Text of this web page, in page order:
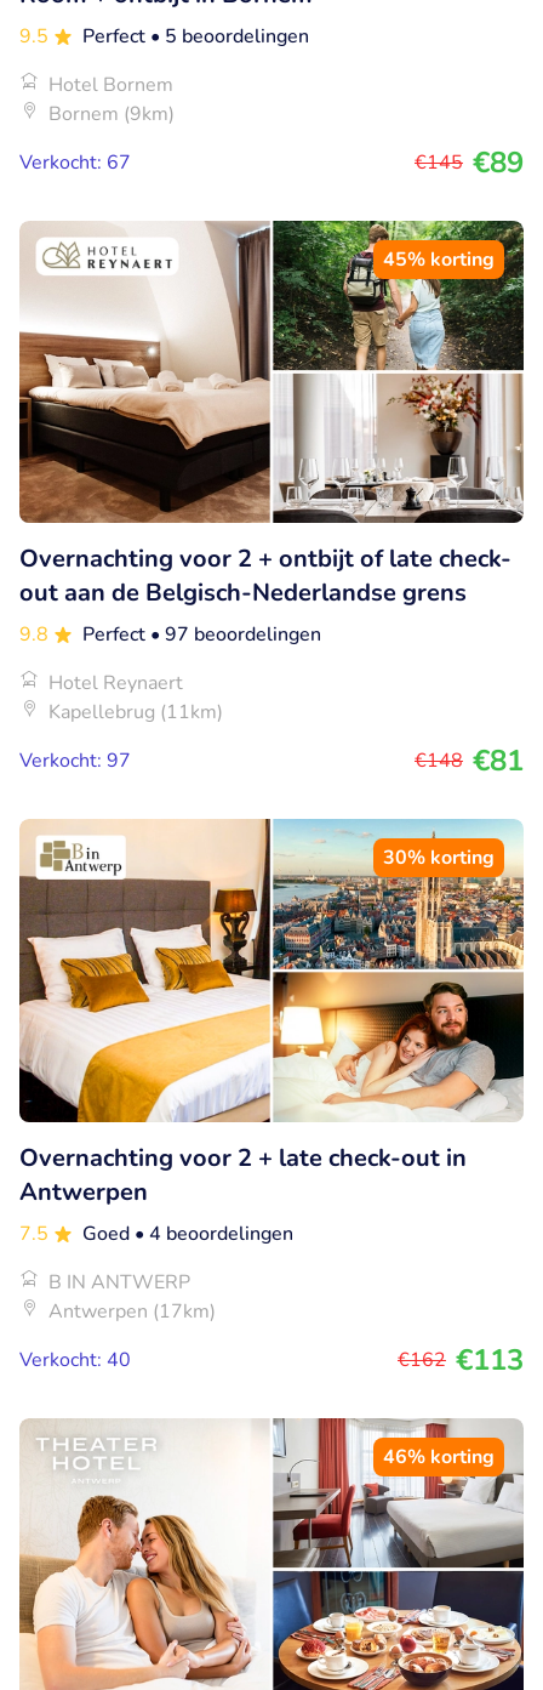
9.5 Perfect • 5 beoordelingen
Hotel Bornem
Bornem (9km)
Verkocht: 67
€145 €89
45% korting
Overnachting voor 2 + ontbijt of late check-
out aan de Belgisch-Nederlandse grens
9.8 Perfect • 97 beoordelingen
Hotel Reynaert
Kapellebrug (11km)
Verkocht: 97
€148 €81
30% korting
Overnachting voor 2 + late check-out in
Antwerpen
7.5 Goed • 4 beoordelingen
B IN ANTWERP
Antwerpen (17km)
Verkocht: 40
€162 €113
46% korting